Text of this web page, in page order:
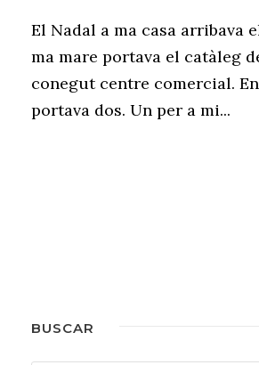
El Nadal a ma casa arribava
ma mare portava el catàleg
conegut centre comercial.
portava dos. Un per a mi...
BUSCAR